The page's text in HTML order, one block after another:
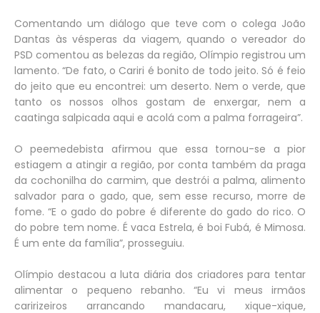
Comentando um diálogo que teve com o colega João
Dantas às vésperas da viagem, quando o vereador do
PSD comentou as belezas da região, Olímpio registrou um
lamento. “De fato, o Cariri é bonito de todo jeito. Só é feio
do jeito que eu encontrei: um deserto. Nem o verde, que
tanto os nossos olhos gostam de enxergar, nem a
caatinga salpicada aqui e acolá com a palma forrageira”.
O peemedebista afirmou que essa tornou-se a pior
estiagem a atingir a região, por conta também da praga
da cochonilha do carmim, que destrói a palma, alimento
salvador para o gado, que, sem esse recurso, morre de
fome. “E o gado do pobre é diferente do gado do rico. O
do pobre tem nome. É vaca Estrela, é boi Fubá, é Mimosa.
É um ente da família”, prosseguiu.
Olímpio destacou a luta diária dos criadores para tentar
alimentar o pequeno rebanho. “Eu vi meus irmãos
caririzeiros arrancando mandacaru, xique-xique,